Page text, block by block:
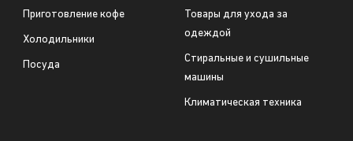
Приготовление кофе
Холодильники
Посуда
Товары для ухода за
одеждой
Стиральные и сушильные
машины
Климатическая техника